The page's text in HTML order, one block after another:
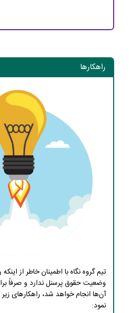
راهکارها
تیم گروه نگاه با اطمینان خاطر از
وضعیت حقوق پرسنل ندارد و صرفاً
آن‌ها انجام خواهد شد، راهکارهای
نمود: